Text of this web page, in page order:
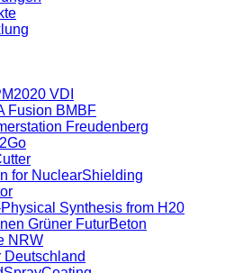
VDI
Fusion BMBF
Freudenberg
for NuclearShielding
Synthesis from H20
Grüner FuturBeton
NRW
Deutschland